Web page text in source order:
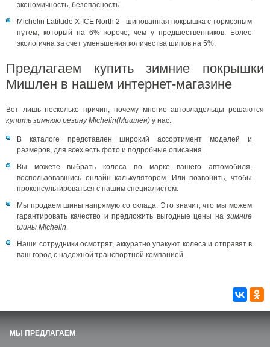
экономичность, безопасность.
Michelin Latitude X-ICE North 2 - шипованная покрышка с тормозным
путем, который на 6% короче, чем у предшественников. Более
экологична за счет уменьшения количества шипов на 5%.
Предлагаем купить зимние покрышки
Мишлен в нашем интернет-магазине
Вот лишь несколько причин, почему многие автовладельцы решаются
купить зимнюю резину Michelin(Мишлен) у нас:
В каталоге представлен широкий ассортимент моделей и
размеров, для всех есть фото и подробные описания.
Вы можете выбрать колеса по марке вашего автомобиля,
воспользовавшись онлайн калькулятором. Или позвонить, чтобы
проконсультироваться с нашим специалистом.
Мы продаем шины напрямую со склада. Это значит, что мы можем
гарантировать качество и предложить выгодные цены на зимние
шины Michelin.
Наши сотрудники осмотрят, аккуратно упакуют колеса и отправят в
ваш город с надежной транспортной компанией.
МЫ ПРЕДЛАГАЕМ